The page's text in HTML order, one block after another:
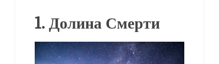
1. Долина Смерти